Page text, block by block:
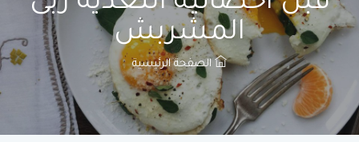
المشربش
الصفحة الرئيسية